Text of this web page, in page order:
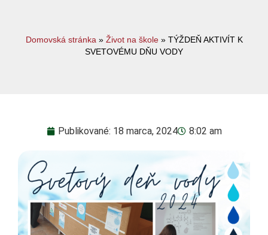
Domovská stránka» Život na škole» TÝŽDEŇ AKTIVÍT K
SVETOVÉMU DŇU VODY
Publikované: 18 marca, 2024 8:02 am